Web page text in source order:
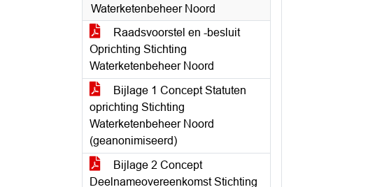
Waterketenbeheer Noord
Raadsvoorstel en -besluit
Oprichting Stichting
Waterketenbeheer Noord
Bijlage 1 Concept Statuten
oprichting Stichting
Waterketenbeheer Noord
(geanonimiseerd)
Bijlage 2 Concept
Deelnameovereenkomst Stichting